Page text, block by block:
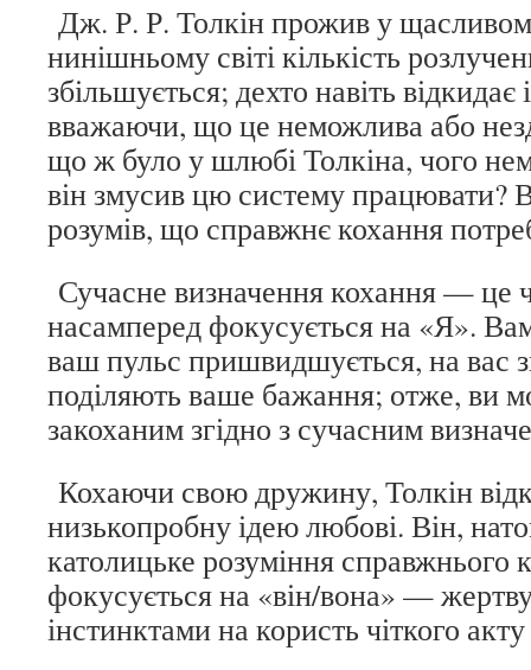
Дж. Р. Р. Толкін прожив у
нинішньому світі кількість
збільшується; дехто навіть
вважаючи, що це неможлива або
що ж було у шлюбі Толкіна, чого
він змусив цю систему працювати?
розумів, що справжнє кохання
Сучасне визначення кохання — це
насамперед фокусується на «Я».
ваш пульс пришвидшується, на вас
поділяють ваше бажання; отже, ви
закоханим згідно з сучасним
Кохаючи свою дружину, Толкін
низькопробну ідею любові. Він,
католицьке розуміння справжнього
фокусується на «він/вона» —
інстинктами на користь чіткого